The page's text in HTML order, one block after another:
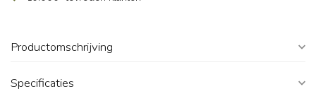
Productomschrijving
Specificaties